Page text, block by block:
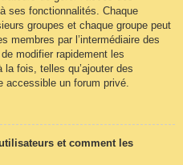
ses fonctionnalités. Chaque
groupes et chaque groupe peut
membres par l’intermédiaire des
modifier rapidement les
fois, telles qu’ajouter des
accessible un forum privé.
et comment les